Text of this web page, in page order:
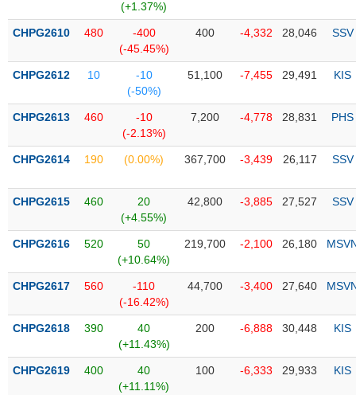
biệt
được
quỹ
mục
ETF
Cổ
chi
tiết
Tổng
quan
Giao
dịch
Tài
chính
(+1.37%)
CHPG2610 480
-400
(-45.45%)
400 -4,332 28,046 SSV
CHPG2612 10
-10
(-50%)
51,100 -7,455 29,491 KIS
CHPG2613 460
-10
(-2.13%)
7,200 -4,778 28,831 PHS
CHPG2614 190 (0.00%) 367,700 -3,439 26,117 SSV
CHPG2615 460
20
(+4.55%)
42,800 -3,885 27,527 SSV
CHPG2616 520
50
(+10.64%)
219,700 -2,100 26,180
CHPG2617 560
-110
(-16.42%)
44,700 -3,400 27,640
CHPG2618 390
40
(+11.43%)
200 -6,888 30,448 KIS
CHPG2619 400
40
(+11.11%)
100 -6,333 29,933 KIS
ĐẦU
TƯ
DỮ
MỚI
Ngành
(-)
VS-